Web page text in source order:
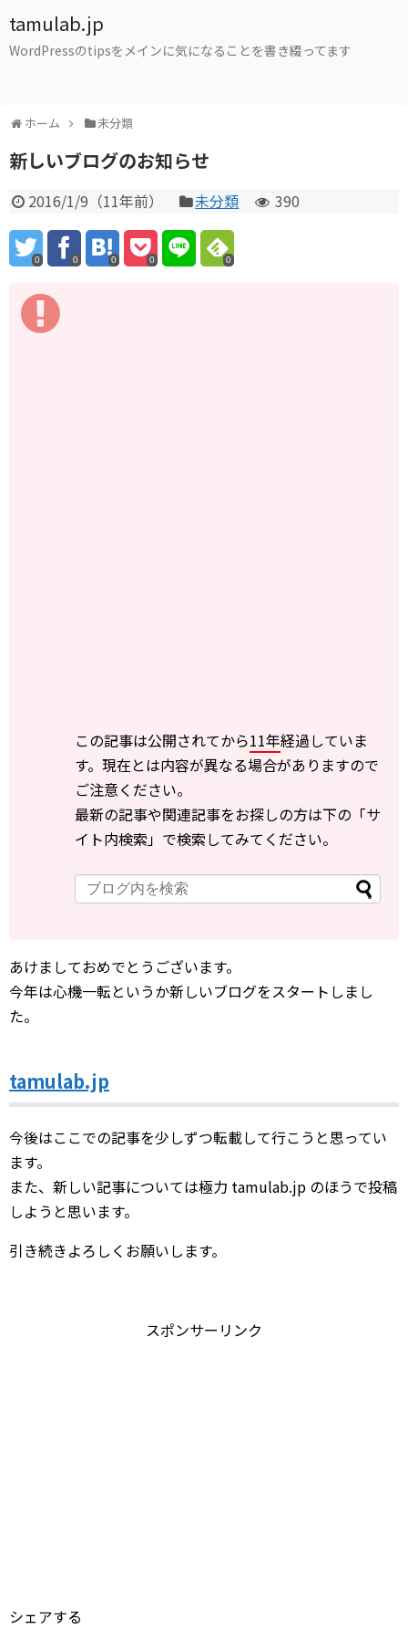
tamulab.jp
WordPressのtipsをメインに気になることを書き綴ってます
ホーム 未分類
新しいブログのお知らせ
2016/1/9 （11年前） 未分類 390
0 0 0 0 0
この記事は公開されてから11年経過していま
す。現在とは内容が異なる場合がありますので
ご注意ください。
最新の記事や関連記事をお探しの方は下の「サ
イト内検索」で検索してみてください。
あけましておめでとうございます。
今年は心機一転というか新しいブログをスタートしまし
た。
tamulab.jp
今後はここでの記事を少しずつ転載して行こうと思ってい
ます。
また、新しい記事については極力 tamulab.jp のほうで投稿
しようと思います。
引き続きよろしくお願いします。
スポンサーリンク
シェアする